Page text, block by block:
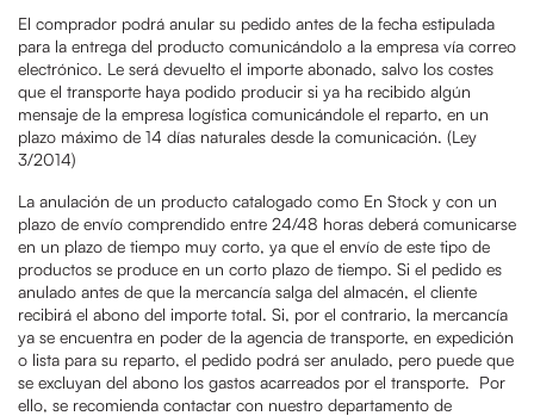
El comprador podrá anular su pedido antes de la fecha estipulada
para la entrega del producto comunicándolo a la empresa vía correo
electrónico. Le será devuelto el importe abonado, salvo los costes
que el transporte haya podido producir si ya ha recibido algún
mensaje de la empresa logística comunicándole el reparto, en un
plazo máximo de 14 días naturales desde la comunicación. (Ley
3/2014)
La anulación de un producto catalogado como En Stock y con un
plazo de envío comprendido entre 24/48 horas deberá comunicarse
en un plazo de tiempo muy corto, ya que el envío de este tipo de
productos se produce en un corto plazo de tiempo. Si el pedido es
anulado antes de que la mercancía salga del almacén, el cliente
recibirá el abono del importe total. Si, por el contrario, la mercancía
ya se encuentra en poder de la agencia de transporte, en expedición
o lista para su reparto, el pedido podrá ser anulado, pero puede que
se excluyan del abono los gastos acarreados por el transporte. Por
ello, se recomienda contactar con nuestro departamento de